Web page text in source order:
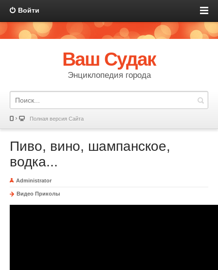
Войти
Ваш Судак
Энциклопедия города
Полная версия Сайта
Пиво, вино, шампанское,
водка...
Administrator
Видео Приколы